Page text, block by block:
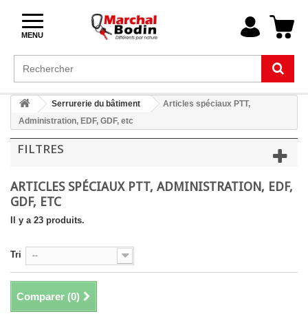
MENU
Serrurerie du bâtiment
Articles spéciaux PTT,
Administration, EDF, GDF, etc
FILTRES
ARTICLES SPÉCIAUX PTT, ADMINISTRATION, EDF,
GDF, ETC
Il y a 23 produits.
Tri --
Comparer (0)